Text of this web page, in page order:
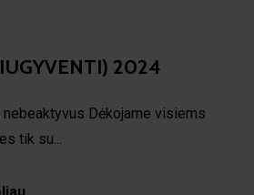
2024
Dėkojame visiems
tik su...